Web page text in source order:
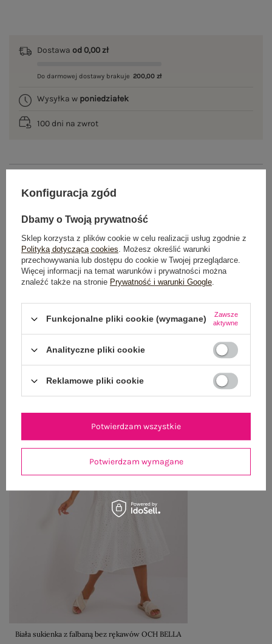
Dostawa od 0,00 zł
Do darmowej dostawy brakuje 200,00 zł
Wysyłka w poniedziałek
100 dni na zwrot
OPINIE O PRODUKCIE (0)
WYSYŁKA I DOSTAWA
OSTATNIO OGLĄDANE
Zobacz wszystko
Biała sukienka z falbaną bez rękawów OCH BELLA
Konfiguracja zgód
Dbamy o Twoją prywatność
Sklep korzysta z plików cookie w celu realizacji usług zgodnie z
Polityką dotyczącą cookies. Możesz określić warunki
przechowywania lub dostępu do cookie w Twojej przeglądarce.
Więcej informacji na temat warunków i prywatności można
znaleźć także na stronie Prywatność i warunki Google.
Funkcjonalne pliki cookie (wymagane)
Zawsze
aktywne
Analityczne pliki cookie
Reklamowe pliki cookie
Potwierdzam wymagane
Potwierdzam wszystkie